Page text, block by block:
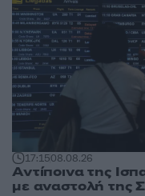
17:1508.08.26
Αντίποινα της
με αναστολή της